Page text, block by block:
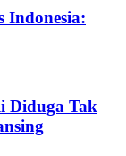
Indonesia:
Diduga Tak